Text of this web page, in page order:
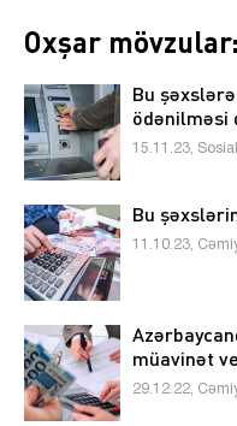
Oxşar mövzular:
Bu
ödənilməsi
15.11.23,
Bu
11.10.23,
müavinət
29.12.22,